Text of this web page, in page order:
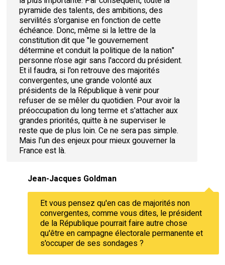
pyramide des talents, des ambitions, des
servilités s'organise en fonction de cette
échéance. Donc, même si la lettre de la
constitution dit que "le gouvernement
détermine et conduit la politique de la nation"
personne n'ose agir sans l'accord du président.
Et il faudra, si l'on retrouve des majorités
convergentes, une grande volonté aux
présidents de la République à venir pour
refuser de se mêler du quotidien. Pour avoir la
préoccupation du long terme et s'attacher aux
grandes priorités, quitte à ne superviser le
reste que de plus loin. Ce ne sera pas simple.
Mais l'un des enjeux pour mieux gouverner la
France est là.
Jean-Jacques Goldman
Et vous pensez qu'en cas de majorités non
convergentes, comme vous dites, le président
de la République pourrait faire autre chose
qu'être en campagne électorale permanente et
s'occuper de ses sondages ?